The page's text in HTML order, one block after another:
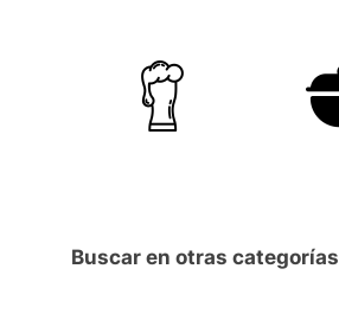
Buscar en otras categorías